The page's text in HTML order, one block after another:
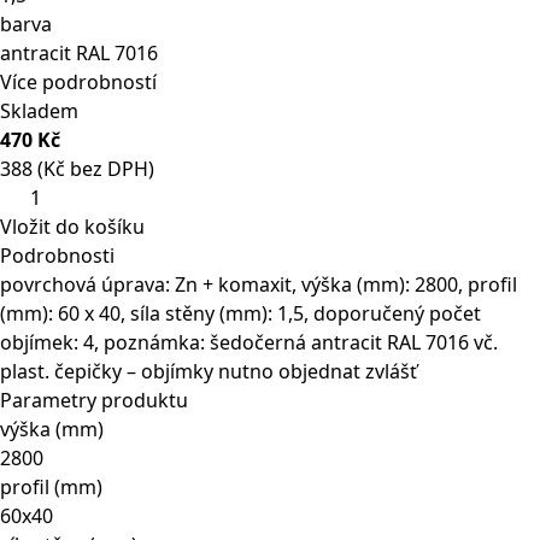
barva
antracit RAL 7016
Více podrobností
Skladem
470 Kč
388 (Kč bez DPH)
Sloupek
EURO
2800
mm
antracit
množství
Vložit do košíku
Podrobnosti
povrchová úprava: Zn + komaxit, výška (mm): 2800, profil
(mm): 60 x 40, síla stěny (mm): 1,5, doporučený počet
objímek: 4, poznámka: šedočerná antracit RAL 7016 vč.
plast. čepičky – objímky nutno objednat zvlášť
Parametry produktu
výška (mm)
2800
profil (mm)
60x40